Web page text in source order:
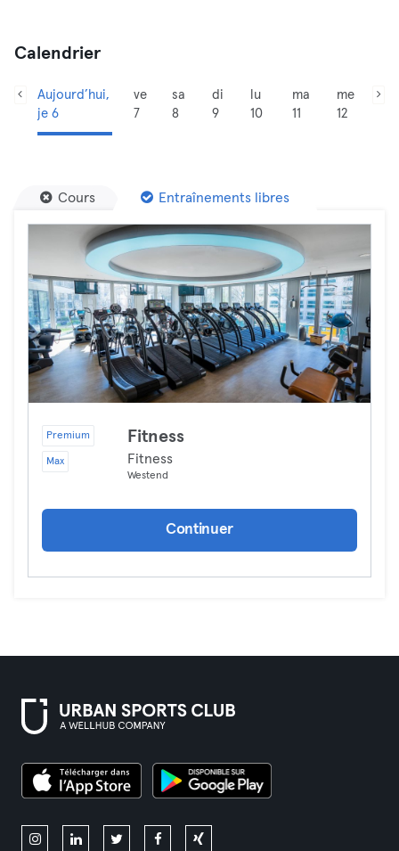
Calendrier
Aujourd’hui,
je 6
ve
7
sa
8
di
9
lu
10
ma
11
me
12
Cours Entraînements libres
Premium
Max
Fitness
Fitness
Westend
Continuer